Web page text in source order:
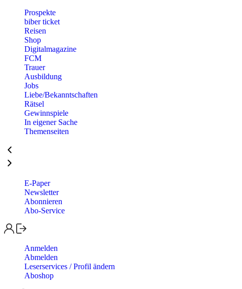
Prospekte
biber ticket
Reisen
Shop
Digitalmagazine
FCM
Trauer
Ausbildung
Jobs
Liebe/Bekanntschaften
Rätsel
Gewinnspiele
In eigener Sache
Themenseiten
E-Paper
Newsletter
Abonnieren
Abo-Service
Anmelden
Abmelden
Leserservices / Profil ändern
Aboshop